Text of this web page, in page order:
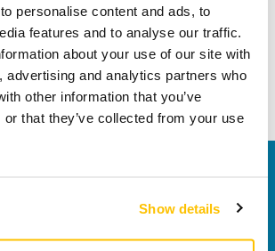
personalise content and ads, to
features and to analyse our traffic.
about your use of our site with
advertising and analytics partners who
other information that you’ve
or that they’ve collected from your use
Show details
csiszolásához. A Mirka Golden
– a gyors és egyszerű festés utáni
és szakértő Támogató csapatunk